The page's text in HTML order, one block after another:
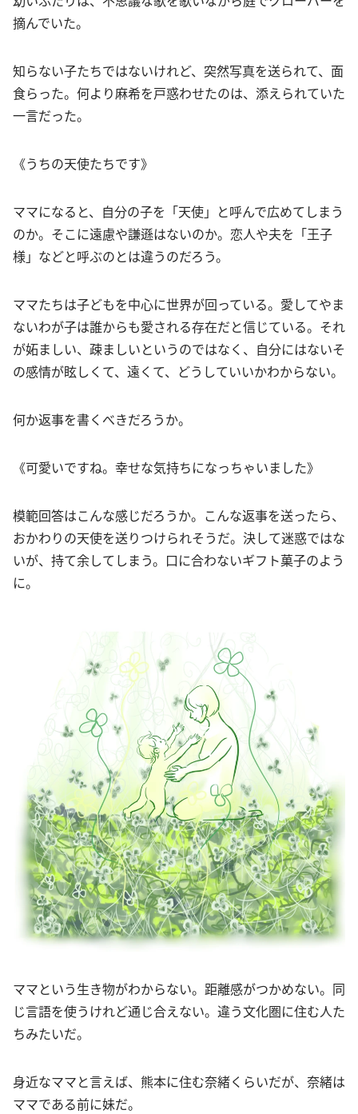
摘んでいた。
知らない子たちではないけれど、突然写真を送られて、面
食らった。何より麻希を戸惑わせたのは、添えられていた
一言だった。
《うちの天使たちです》
ママになると、自分の子を「天使」と呼んで広めてしまう
のか。そこに遠慮や謙遜はないのか。恋人や夫を「王子
様」などと呼ぶのとは違うのだろう。
ママたちは子どもを中心に世界が回っている。愛してやま
ないわが子は誰からも愛される存在だと信じている。それ
が妬ましい、疎ましいというのではなく、自分にはないそ
の感情が眩しくて、遠くて、どうしていいかわからない。
何か返事を書くべきだろうか。
《可愛いですね。幸せな気持ちになっちゃいました》
模範回答はこんな感じだろうか。こんな返事を送ったら、
おかわりの天使を送りつけられそうだ。決して迷惑ではな
いが、持て余してしまう。口に合わないギフト菓子のよう
に。
ママという生き物がわからない。距離感がつかめない。同
じ言語を使うけれど通じ合えない。違う文化圏に住む人た
ちみたいだ。
身近なママと言えば、熊本に住む奈緒くらいだが、奈緒は
ママである前に妹だ。